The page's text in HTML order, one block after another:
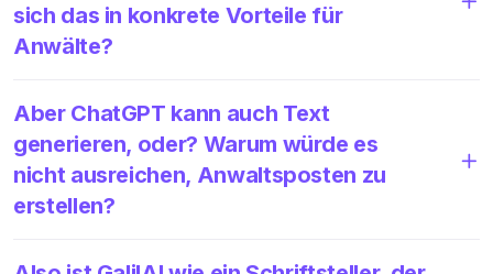
sich das in konkrete Vorteile für
Anwälte?
Aber ChatGPT kann auch Text
generieren, oder? Warum würde es
nicht ausreichen, Anwaltsposten zu
erstellen?